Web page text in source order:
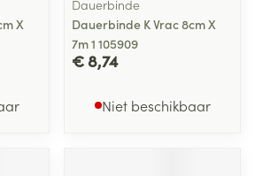
X
Dauerbinde
Dauerbinde K Vrac 8cm X
7m 1 105909
€ 8,74
Niet beschikbaar